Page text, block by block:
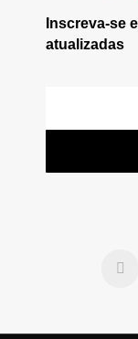
Inscreva-se
atualizadas